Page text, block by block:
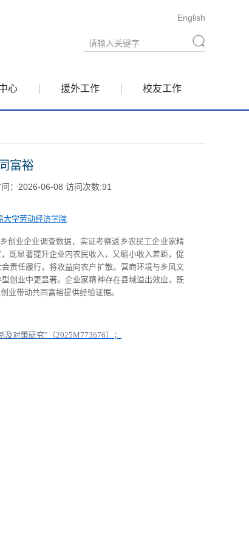
English
心 援外工作 校友工作
富裕
：2026-06-08 访问次数:91
大学劳动经济学院
创业企业调查数据，实证考察返乡农民工企业家精
既显著提升企业内农民收入，又缩小收入差距，促
责任履行，将收益向农户扩散。营商环境与乡风文
创业中更显著。企业家精神存在县域溢出效应，既
业带动共同富裕提供经验证据。
及对策研究”（2025M773676）；